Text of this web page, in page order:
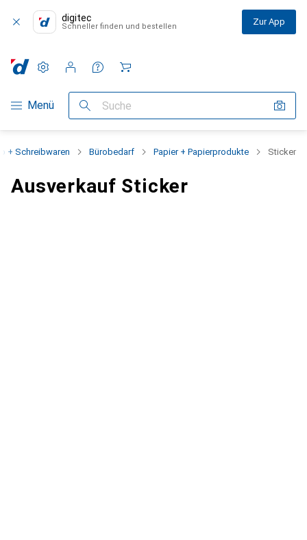
digitec
Schneller finden und bestellen Zur App
Navigation nach Kategorien
Menü Suche
Einstellungen
Kundenkonto
Vergleichslisten
Merklisten
Warenkorb
+ Schreibwaren Bürobedarf Papier + Papierprodukte Sticker
Ausverkauf Sticker